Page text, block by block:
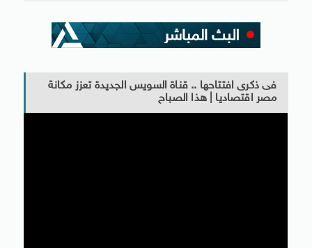
فى ذكرى افتتاحها .. قناة السويس الجديدة تعزز مكانة
مصر اقتصاديا | هذا الصباح